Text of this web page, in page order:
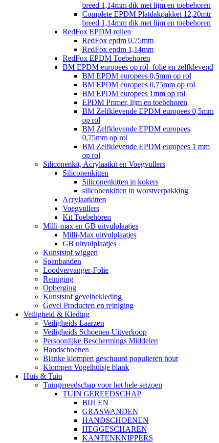
breed 1,14mm dik met lijm en toebehoren
Complete EPDM Platdakpakket 12,20mtr
breed 1,14mm dik met lijm en toebehoren
RedFox EPDM rollen
RedFox epdm 0,75mm
RedFox epdm 1,14mm
RedFox EPDM Toebehoren
BM EPDM europees op rol -folie en zelfklevend
BM EPDM europees 0,5mm op rol
BM EPDM europees 0,75mm op rol
BM EPDM europees 1mm op rol
EPDM Primer, lijm en toebehoren
BM Zelfklevende EPDM europees 0,5mm
op rol
BM Zelfklevende EPDM europees
0,75mm op rol
BM Zelfklevende EPDM europees 1 mm
op rol
Siliconenkit, Acrylaatkit en Voegvullers
Siliconenkitten
Siliconenkitten in kokers
siliconenkitten in worstverpakking
Acrylaatkitten
Voegvullers
Kit Toebehoren
Milli-max en GB uitvulplaatjes
Milli-Max uitvulplaatjes
GB uitvulplaatjes
Kunststof wiggen
Spanbanden
Loodvervanger-Folie
Reiniging
Opberging
Kunststof gevelbekleding
Gevel Producten en reiniging
Veiligheid & Kleding
Veiligheids Laarzen
Veiligheids Schoenen Uitverkoop
Persoonlijke Beschermings Middelen
Handschoenen
Blanke klompen geschuurd populieren hout
Klompen Vogelhuisje blank
Huis & Tuin
Tuingereedschap voor het hele seizoen
TUIN GEREEDSCHAP
BIJLEN
GRASWANDEN
HANDSCHOENEN
HEGGESCHAREN
KANTENKNIPPERS